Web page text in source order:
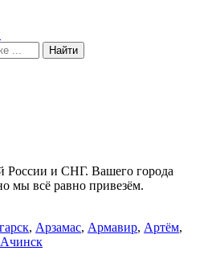
России и СНГ. Вашего города
мы всё равно привезём.
, Арзамас, Армавир, Артём,
Ачинск